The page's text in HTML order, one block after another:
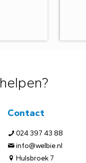
Contact
024 397 43 88
info@welbie.nl
Hulsbroek 7